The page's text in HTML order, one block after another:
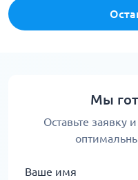
Мы
Оставьте
Ваше имя